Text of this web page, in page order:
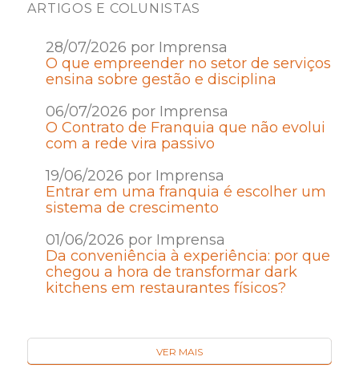
ARTIGOS E COLUNISTAS
28/07/2026 por Imprensa
O que empreender no setor de serviços
ensina sobre gestão e disciplina
06/07/2026 por Imprensa
O Contrato de Franquia que não evolui
com a rede vira passivo
19/06/2026 por Imprensa
Entrar em uma franquia é escolher um
sistema de crescimento
01/06/2026 por Imprensa
Da conveniência à experiência: por que
chegou a hora de transformar dark
kitchens em restaurantes físicos?
VER MAIS